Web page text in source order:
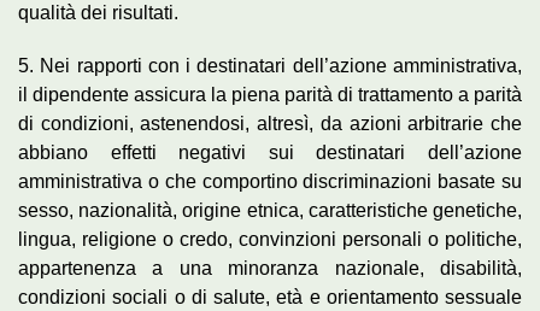
qualità dei risultati.
5. Nei rapporti con i destinatari dell’azione amministrativa,
il dipendente assicura la piena parità di trattamento a parità
di condizioni, astenendosi, altresì, da azioni arbitrarie che
abbiano effetti negativi sui destinatari dell’azione
amministrativa o che comportino discriminazioni basate su
sesso, nazionalità, origine etnica, caratteristiche genetiche,
lingua, religione o credo, convinzioni personali o politiche,
appartenenza a una minoranza nazionale, disabilità,
condizioni sociali o di salute, età e orientamento sessuale